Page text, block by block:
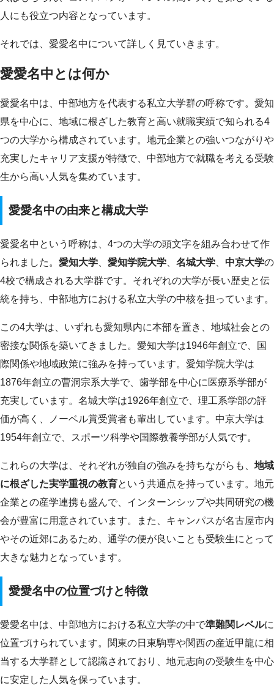
人にも役立つ内容となっています。
それでは、愛愛名中について詳しく見ていきます。
愛愛名中とは何か
愛愛名中は、中部地方を代表する私立大学群の呼称です。愛知
県を中心に、地域に根ざした教育と高い就職実績で知られる4
つの大学から構成されています。地元企業との強いつながりや
充実したキャリア支援が特徴で、中部地方で就職を考える受験
生から高い人気を集めています。
愛愛名中の由来と構成大学
愛愛名中という呼称は、4つの大学の頭文字を組み合わせて作
られました。 愛知大学 愛知学院大学 名城大学 中京大学の
4校で構成される大学群です。それぞれの大学が長い歴史と伝
統を持ち、中部地方における私立大学の中核を担っています。
この4大学は、いずれも愛知県内に本部を置き、地域社会との
密接な関係を築いてきました。愛知大学は1946年創立で、国
際関係や地域政策に強みを持っています。愛知学院大学は
1876年創立の曹洞宗系大学で、歯学部を中心に医療系学部が
充実しています。名城大学は1926年創立で、理工系学部の評
価が高く、ノーベル賞受賞者も輩出しています。中京大学は
1954年創立で、スポーツ科学や国際教養学部が人気です。
これらの大学は、それぞれが独自の強みを持ちながらも、 地域
に根ざした実学重視の教育という共通点を持っています。地元
企業との産学連携も盛んで、インターンシップや共同研究の機
会が豊富に用意されています。また、キャンパスが名古屋市内
やその近郊にあるため、通学の便が良いことも受験生にとって
大きな魅力となっています。
愛愛名中の位置づけと特徴
愛愛名中は、中部地方における私立大学の中で準難関レベルに
位置づけられています。関東の日東駒専や関西の産近甲龍に相
当する大学群として認識されており、地元志向の受験生を中心
に安定した人気を保っています。